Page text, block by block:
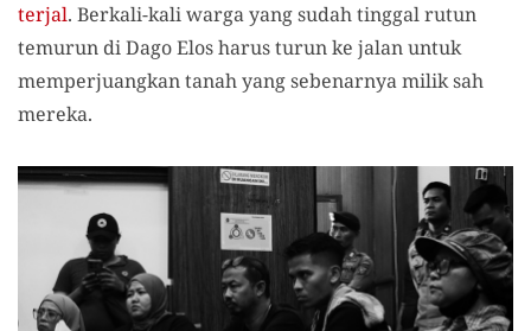
terjal. Berkali-kali warga yang sudah tinggal rutun
temurun di Dago Elos harus turun ke jalan untuk
memperjuangkan tanah yang sebenarnya milik sah
mereka.